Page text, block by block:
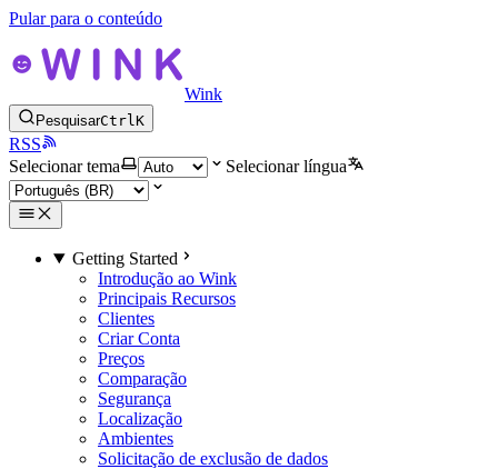
Pular para o conteúdo
Wink
PesquisarCtrlK
RSS
Selecionar tema
Selecionar língua
Getting Started
Introdução ao Wink
Principais Recursos
Clientes
Criar Conta
Preços
Comparação
Segurança
Localização
Ambientes
Solicitação de exclusão de dados